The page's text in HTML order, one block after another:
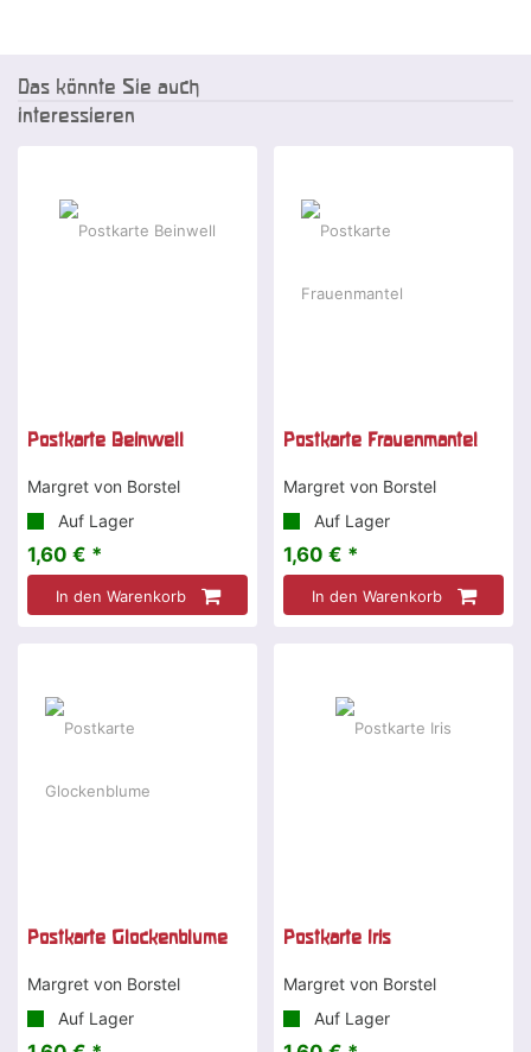
Das könnte Sie auch
interessieren
Postkarte Beinwell
Margret von Borstel
Auf Lager
1,60 € *
In den Warenkorb
Postkarte Frauenmantel
Margret von Borstel
Auf Lager
1,60 € *
In den Warenkorb
Postkarte Glockenblume
Margret von Borstel
Auf Lager
Postkarte Iris
Margret von Borstel
Auf Lager